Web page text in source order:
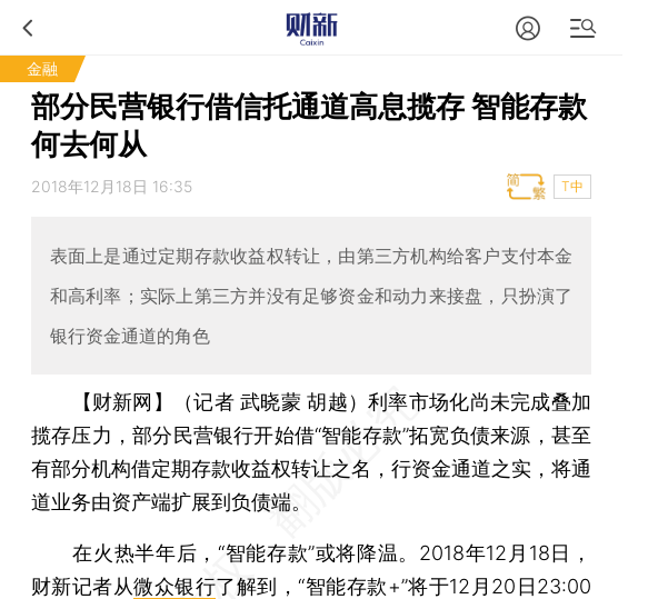
金融
部分民营银行借信托通道高息揽存 智能存款
何去何从
2018年12月18日 16:35 T中
表面上是通过定期存款收益权转让，由第三方机构给客户支付本金
和高利率；实际上第三方并没有足够资金和动力来接盘，只扮演了
银行资金通道的角色
【财新网】（记者 武晓蒙 胡越）利率市场化尚未完成叠加
揽存压力，部分民营银行开始借“智能存款”拓宽负债来源，甚至
有部分机构借定期存款收益权转让之名，行资金通道之实，将通
道业务由资产端扩展到负债端。
在火热半年后，“智能存款”或将降温。2018年12月18日，
财新记者从微众银行了解到，“智能存款+”将于12月20日23:00